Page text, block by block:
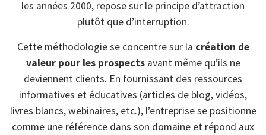
les années 2000, repose sur le principe d’attraction
plutôt que d’interruption.
Cette méthodologie se concentre sur la création de
valeur pour les prospectsavant même qu’ils ne
deviennent clients. En fournissant des ressources
informatives et éducatives (articles de blog, vidéos,
livres blancs, webinaires, etc.), l’entreprise se positionne
comme une référence dans son domaine et répond aux